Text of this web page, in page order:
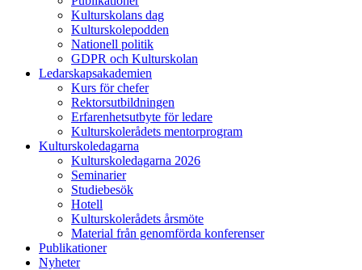
Kulturskolans dag
Kulturskolepodden
Nationell politik
GDPR och Kulturskolan
Ledarskapsakademien
Kurs för chefer
Rektorsutbildningen
Erfarenhetsutbyte för ledare
Kulturskolerådets mentorprogram
Kulturskoledagarna
Kulturskoledagarna 2026
Seminarier
Studiebesök
Hotell
Kulturskolerådets årsmöte
Material från genomförda konferenser
Publikationer
Nyheter